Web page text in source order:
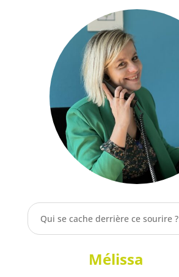
Qui se cache derrière ce sourire ?
Mélissa